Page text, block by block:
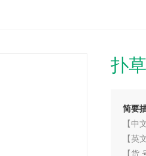
扑
简要
【中
【英
【货